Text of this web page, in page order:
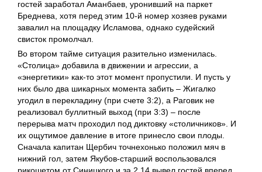
гостей заработал Аманбаев, уронивший на паркет
Бреднева, хотя перед этим 10-й номер хозяев руками
завалил на площадку Исламова, однако судейский
свисток промолчал.
Во втором тайме ситуация разительно изменилась.
«Столица» добавила в движении и агрессии, а
«энергетики» как-то этот момент пропустили. И пусть у
них было два шикарных момента забить – Жигалко
угодил в перекладину (при счете 3:2), а Раговик не
реализовал буллитный выход (при 3:3) – после
перерыва матч проходил под диктовку «столичников». И
их ощутимое давление в итоге принесло свои плоды.
Сначала капитан Щербич точнехонько положил мяч в
нижний гол, затем Якубов-старший воспользовался